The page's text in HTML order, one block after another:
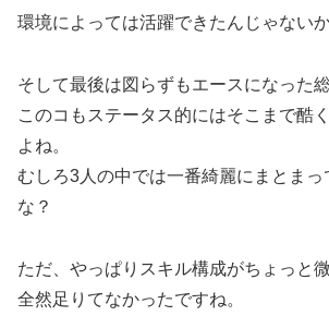
環境によっては活躍できたんじゃない
そして最後は図らずもエースになった総
このコもステータス的にはそこまで酷
よね。
むしろ3人の中では一番綺麗にまとま
な？
ただ、やっぱりスキル構成がちょっと
全然足りてなかったですね。